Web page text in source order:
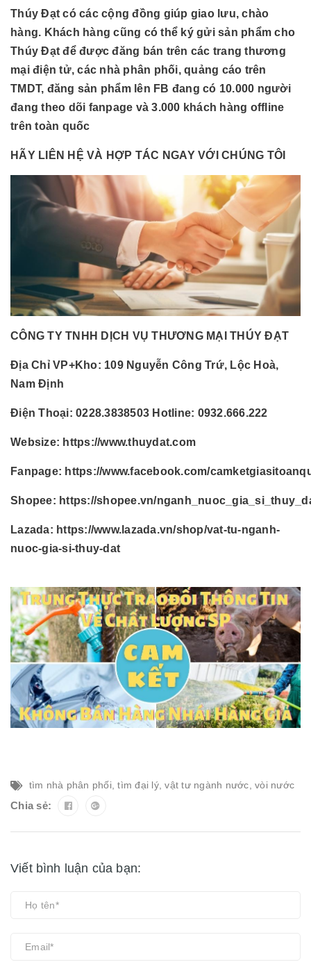
Thúy Đạt có các cộng đồng giúp giao lưu, chào
hàng. Khách hàng cũng có thể ký gửi sản phẩm cho
Thúy Đạt để được đăng bán trên các trang thương
mại điện tử, các nhà phân phối, quảng cáo trên
TMDT, đăng sản phẩm lên FB đang có 10.000 người
đang theo dõi fanpage và 3.000 khách hàng offline
trên toàn quốc
HÃY LIÊN HỆ VÀ HỢP TÁC NGAY VỚI CHÚNG TÔI
CÔNG TY TNHH DỊCH VỤ THƯƠNG MẠI THÚY ĐẠT
Địa Chỉ VP+Kho: 109 Nguyễn Công Trứ, Lộc Hoà,
Nam Định
Điện Thoại: 0228.3838503 Hotline: 0932.666.222
Websize: https://www.thuydat.com
Fanpage: https://www.facebook.com/
Shopee: https://shopee.vn/
Lazada: https://www.lazada.vn/shop/vat-tu-nganh-
nuoc-gia-si-thuy-dat
tìm nhà phân phối,tìm đại lý,vật tư ngành nước, vòi nước
Chia sẻ:
Viết bình luận của bạn: